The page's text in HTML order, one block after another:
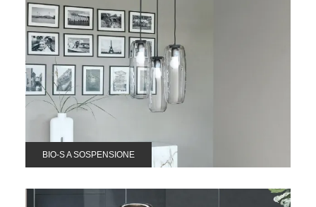
BIO-S A SOSPENSIONE